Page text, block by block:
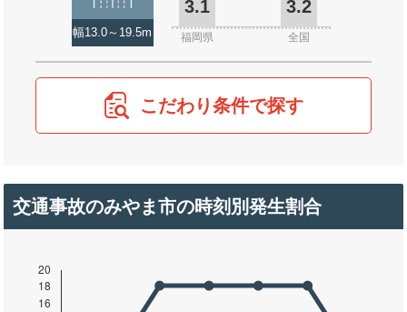
幅13.0～19.5m
3.1 3.2
福岡県 全国
こだわり条件で探す
交通事故のみやま市の時刻別発生割合